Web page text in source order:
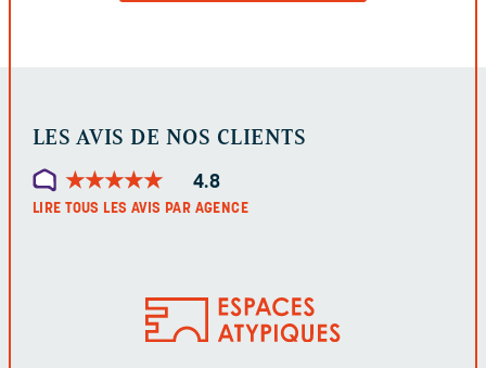
LES AVIS DE NOS CLIENTS
★★★★★
★★★★★ 4.8
LIRE TOUS LES AVIS PAR AGENCE